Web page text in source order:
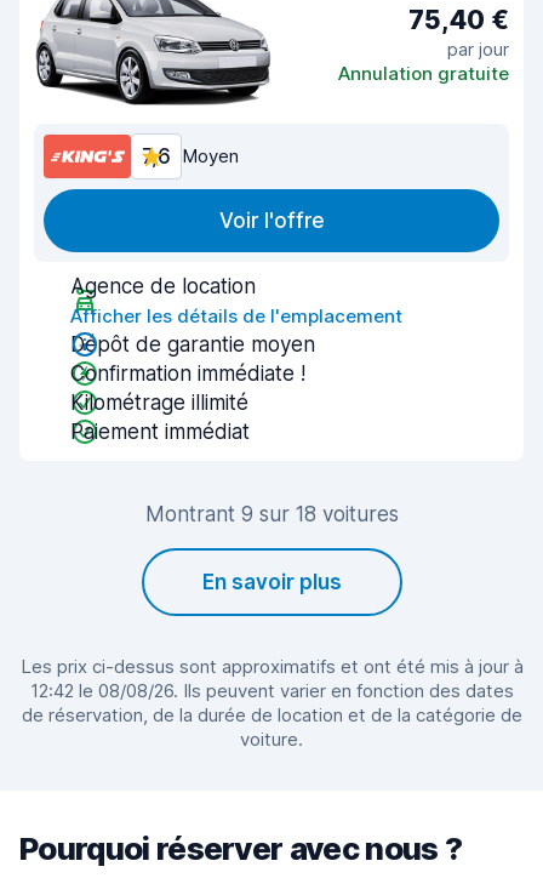
75,40 €
par jour
Annulation gratuite
7,6 Moyen
Voir l'offre
Agence de location
Afficher les détails de l'emplacement
Dépôt de garantie moyen
Confirmation immédiate !
Kilométrage illimité
Paiement immédiat
Montrant 9 sur 18 voitures
En savoir plus
Les prix ci-dessus sont approximatifs et ont été mis à jour à
12:42 le 08/08/26. Ils peuvent varier en fonction des dates
de réservation, de la durée de location et de la catégorie de
voiture.
Pourquoi réserver avec nous ?